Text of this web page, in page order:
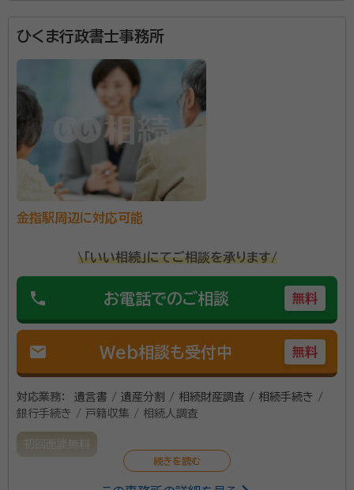
古橋 洋美（フルハシ ヒロミ）
録 登録当初から外国人関連業務、遺言・相続業務を中心に業務を行って
いる。家族信託にも対応可能。
相続には必要な書類が多くあり、実は結構煩雑な手続き
が必要です。 当事務所では ・相続人調査及び親族関係
説明図作成 ・相続財産調査及び相続財産目録作成 ・遺
産分割協議書作成 など相続手続きをトータルでお手伝
いいたします。 またお付き合いのない相続人へのお手
紙起案等についても対応いたします。 営業時間は平日
り相談可能です。 基本的に相談時間に制限は設けず、依
な些細なことでもまずはお気軽にご相談ください。
資格等： 行政書士
ひくま行政書士事務所
金指駅周辺に対応可能
\「いい相続」にてご相談を承ります/
phone お電話でのご相談 無料
mail Web相談も受付中 無料
対応業務：
遺言書 / 遺産分割 / 相続財産調査 / 相続手続き /
銀行手続き / 戸籍収集 / 相続人調査
初回面談無料